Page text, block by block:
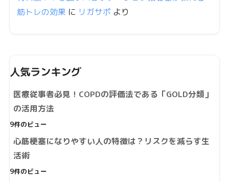
筋トレの効果 に リガサポ より
人気ランキング
医療従事者必見！COPDの評価法である「GOLD分類」
の活用方法
9件のビュー
心筋梗塞になりやすい人の特徴は？リスクを減らす生
活術
9件のビュー